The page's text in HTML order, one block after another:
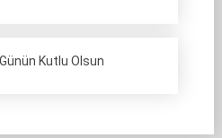
Kutlu Olsun